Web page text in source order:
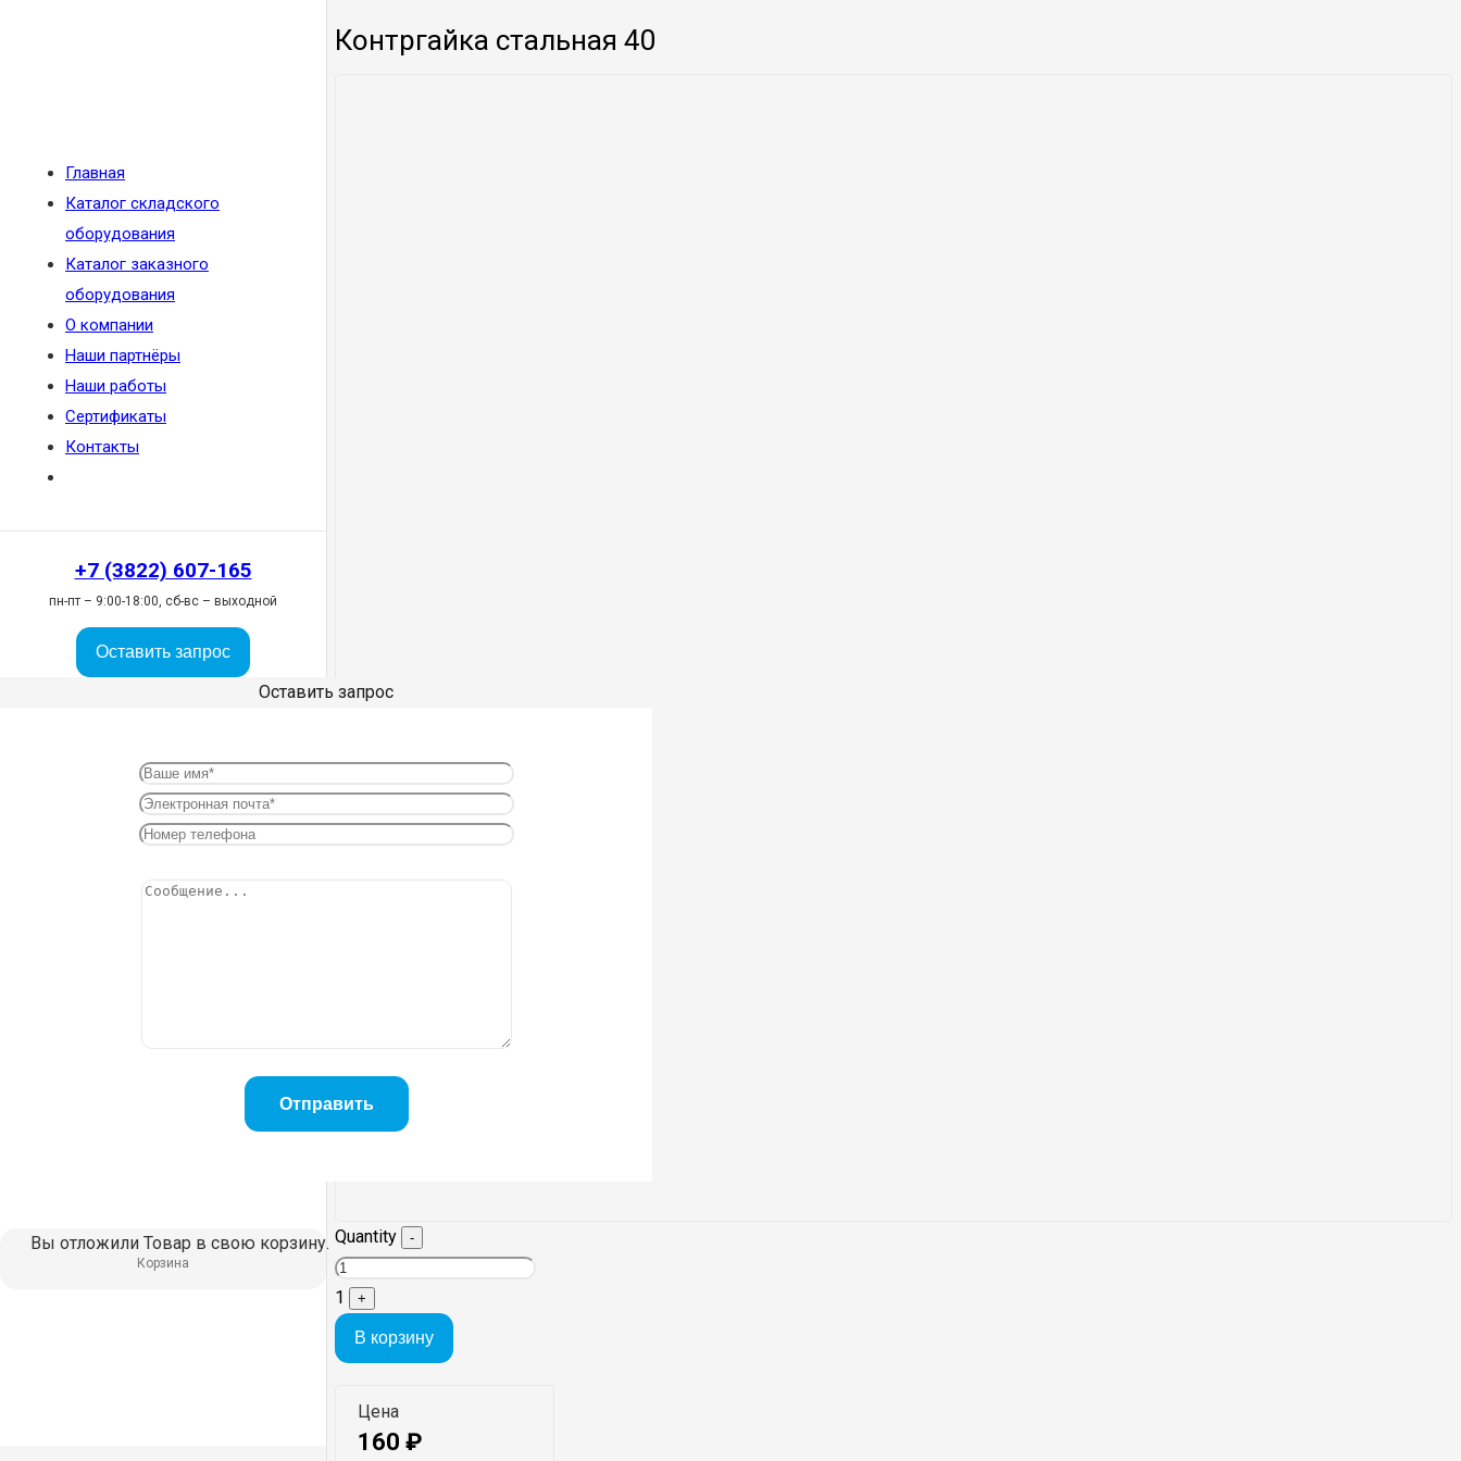
Главная
Каталог складского
оборудования
Каталог заказного
оборудования
О компании
Наши партнёры
Наши работы
Сертификаты
Контакты
+7 (3822) 607-165
пн-пт – 9:00-18:00, сб-вс – выходной
Оставить запрос
Оставить запрос
Вы отложили Товар в свою корзину.
Корзина
Контргайка стальная 40
Quantity -
1 +
В корзину
Цена
160 ₽